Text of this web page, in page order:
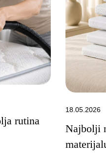
rutina
18.05.2026
Najbolji